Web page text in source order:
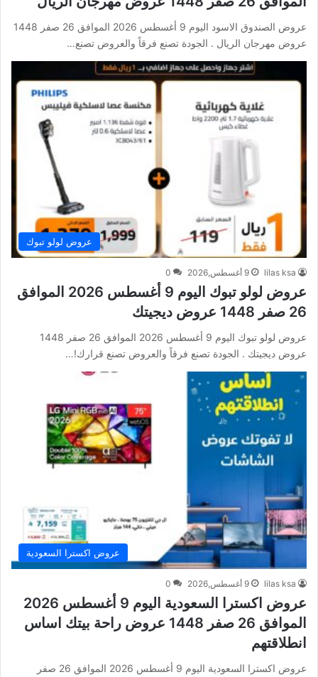
عروض الصندوق الاسود اليوم 9 أغسطس 2026 الموافق 26 صفر 1448
عروض مهرجان الريال . الجودة تصنع فرقاً والعروض تصنع…
عروض لولو تبوك
lilas ksa 9 أغسطس,2026 0
عروض لولو تبوك اليوم 9 أغسطس 2026 الموافق
26 صفر 1448 عروض ديجيتك
عروض لولو تبوك اليوم 9 أغسطس 2026 الموافق 26 صفر 1448
عروض ديجيتك . الجودة تصنع فرقاً والعروض تصنع قرارك!…
عروض اكسترا السعودية
lilas ksa 9 أغسطس,2026 0
عروض اكسترا السعودية اليوم 9 أغسطس 2026
الموافق 26 صفر 1448 عروض راحة بيتك اساس
انطلاقتهم
عروض اكسترا السعودية اليوم 9 أغسطس 2026 الموافق 26 صفر